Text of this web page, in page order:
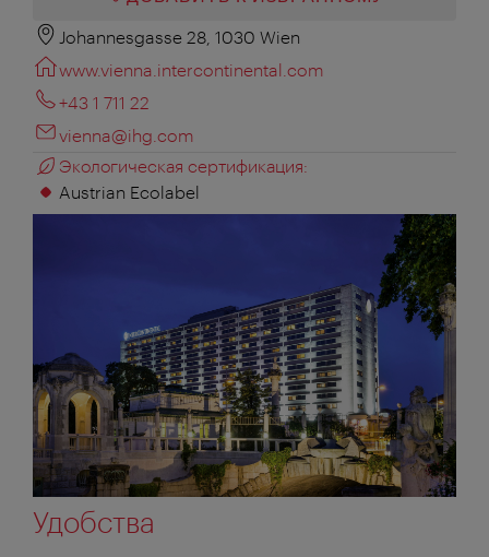
Johannesgasse 28, 1030 Wien
www.vienna.intercontinental.com
+43 1 711 22
vienna@ihg.com
Экологическая сертификация:
Austrian Ecolabel
Удобства